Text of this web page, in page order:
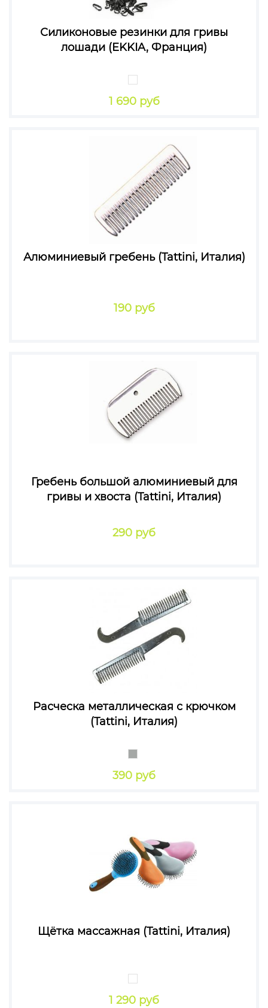
Силиконовые резинки для гривы
лошади (EKKIA, Франция)
1 690 руб
Алюминиевый гребень (Tattini, Италия)
190 руб
Гребень большой алюминиевый для
гривы и хвоста (Tattini, Италия)
290 руб
Расческа металлическая с крючком
(Tattini, Италия)
390 руб
Щётка массажная (Tattini, Италия)
1 290 руб